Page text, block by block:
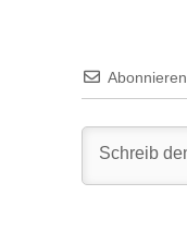
Abonnieren